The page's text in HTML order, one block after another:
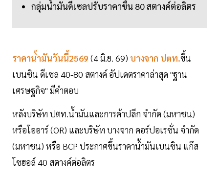
กลุ่มน้ำมันดีเซลปรับราคาขึ้น 80 สตางค์ต่อลิตร
ราคาน้ำมันวันนี้2569 (4 มิ.ย. 69) บางจาก ปตท.ขึ้น
เบนซิน ดีเซล 40-80 สตางค์ อัปเดตราคาล่าสุด "ฐาน
เศรษฐกิจ" มีคำตอบ
หลังบริษัท ปตท.น้ำมันและการค้าปลีก จำกัด (มหาชน)
หรือโออาร์ (OR) และบริษัท บางจาก คอร์ปอเรชั่น จำกัด
(มหาชน) หรือ BCP ประกาศขึ้นราคาน้ำมันเบนซิน แก๊ส
โซฮอล์ 40 สตางค์ต่อลิตร